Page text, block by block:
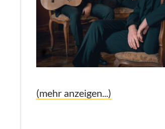
(mehr anzeigen...)